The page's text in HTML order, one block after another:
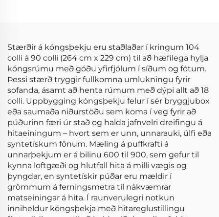
Stærðir á kóngsþekju eru staðlaðar í kringum 104
colli á 90 colli (264 cm x 229 cm) til að hæfilega hylja
kóngsrúmu með góðu yfirfjölum í síðum og fótum.
Þessi stærð tryggir fullkomna umlukningu fyrir
sofanda, ásamt að henta rúmum með dýpi allt að 18
colli. Uppbygging kóngsþekju felur í sér bryggjubox
eða saumaða niðurstöðu sem koma í veg fyrir að
púðurinn færi úr stað og halda jafnvelri dreifingu á
hitaeiningum – hvort sem er unn, unnarauki, úlfi eða
syntetískum fönum. Mæling á puffkrafti á
unnarþekjum er á bilinu 600 til 900, sem gefur til
kynna loftgæði og hlutfall hita á milli vægis og
þyngdar, en syntetískir púðar eru mældir í
grömmum á ferningsmetra til nákvæmrar
matseiningar á hita. Í raunverulegri notkun
inniheldur kóngsþekja með hitareglustillingu